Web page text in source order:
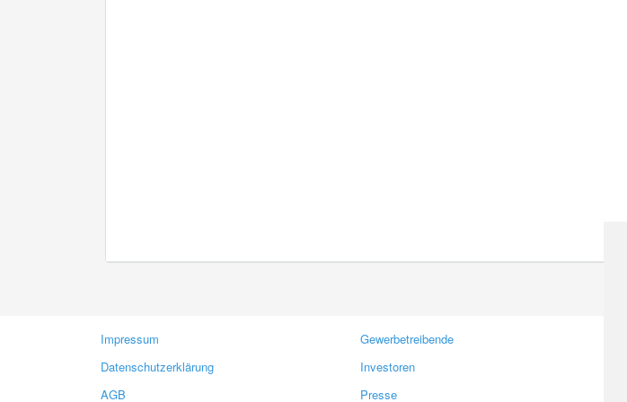
Impressum
Datenschutzerklärung
AGB
Gewerbetreibende
Investoren
Presse